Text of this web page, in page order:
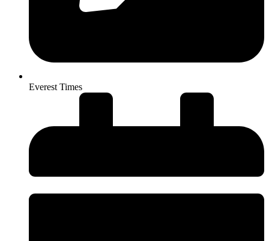
Everest Times